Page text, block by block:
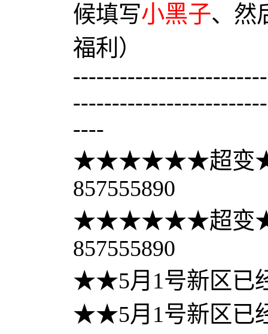
候填写小黑子、然
福利）
----
★★★★★★超变
857555890
★★★★★★超变
857555890
★★5月1号新区
★★5月1号新区